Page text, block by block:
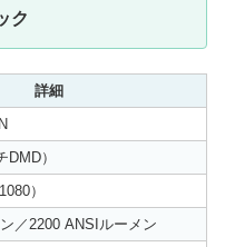
ク
詳細
DMD）
）
／2200 ANSIルーメン